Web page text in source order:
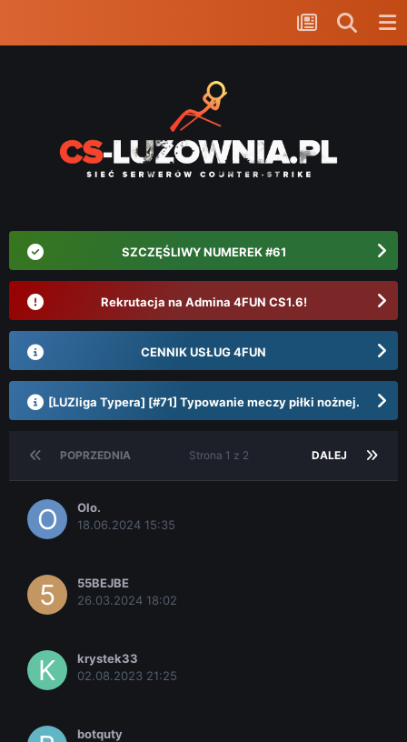
SZCZĘŚLIWY NUMEREK #61
Rekrutacja na Admina 4FUN CS1.6!
CENNIK USŁUG 4FUN
[LUZliga Typera] [#71] Typowanie meczy piłki nożnej.
POPRZEDNIA DALEJ
Strona 1 z 2
Olo.
18.06.2024 15:35
55BEJBE
26.03.2024 18:02
krystek33
02.08.2023 21:25
botquty